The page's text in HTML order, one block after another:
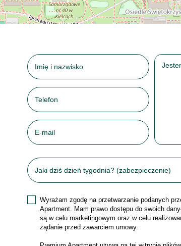
Wyrażam zgodę na przetwarzanie podanych
Apartment. Mam prawo dostępu do swoich
są w celu marketingowym oraz w celu
żądanie przed zawarciem umowy.